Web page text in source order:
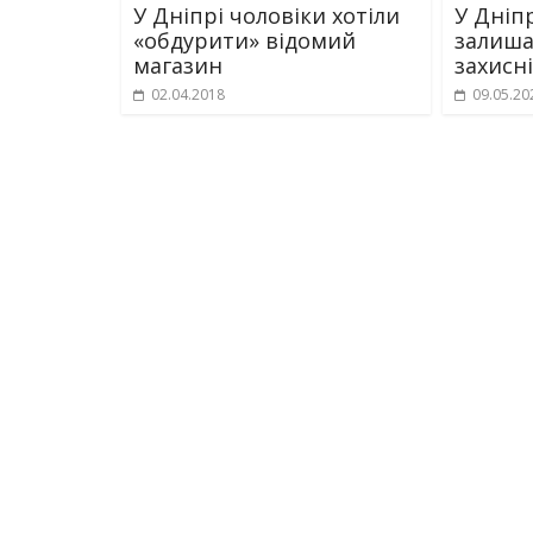
У Дніпрі чоловіки хотіли
«обдурити» відомий
магазин
02.04.2018
У